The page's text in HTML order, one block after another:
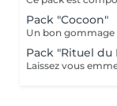
Pack "Cocoon"
Pack "Rituel du